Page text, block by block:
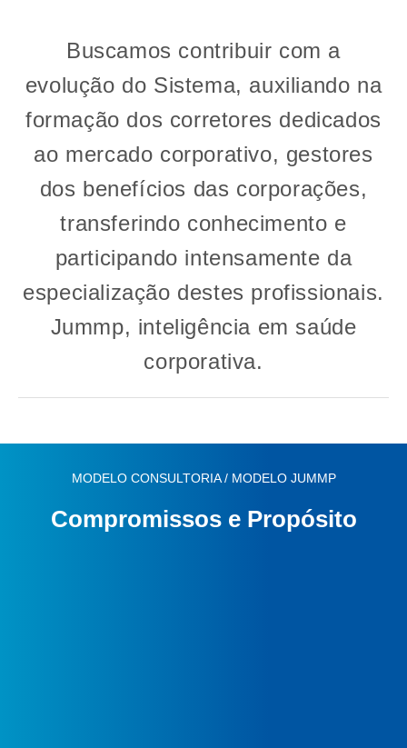
Buscamos contribuir com a
evolução do Sistema, auxiliando na
formação dos corretores dedicados
ao mercado corporativo, gestores
dos benefícios das corporações,
transferindo conhecimento e
participando intensamente da
especialização destes profissionais.
Jummp, inteligência em saúde
corporativa.
MODELO CONSULTORIA / MODELO JUMMP
Compromissos e Propósito